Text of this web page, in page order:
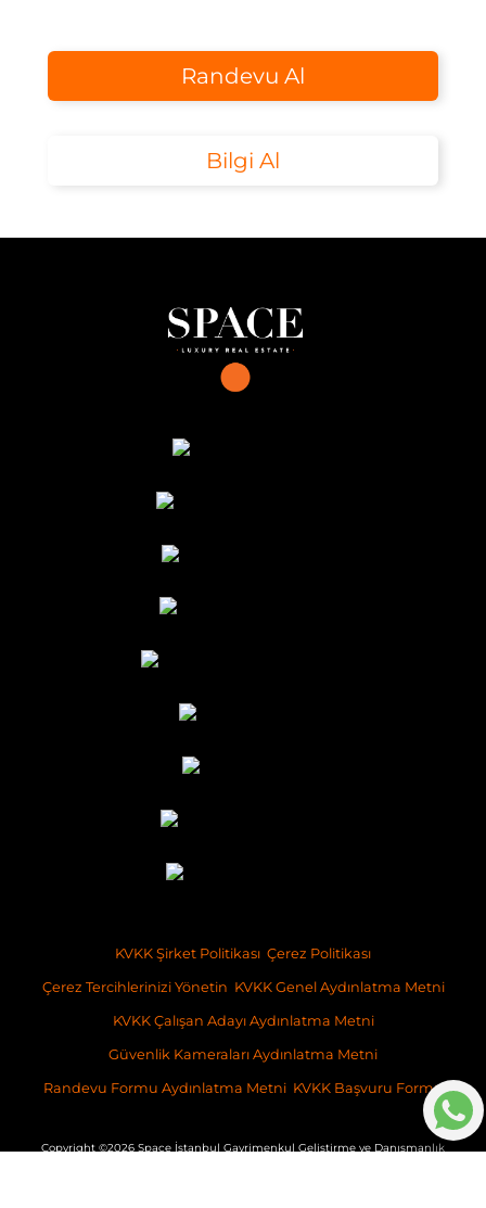
Randevu Al
Bilgi Al
KVKK Şirket Politikası Çerez Politikası
Çerez Tercihlerinizi Yönetin KVKK Genel Aydınlatma Metni
KVKK Çalışan Adayı Aydınlatma Metni
Güvenlik Kameraları Aydınlatma Metni
Randevu Formu Aydınlatma Metni KVKK Başvuru Formu
Copyright ©2026 Space İstanbul Gayrimenkul Geliştirme ve Danışmanlık